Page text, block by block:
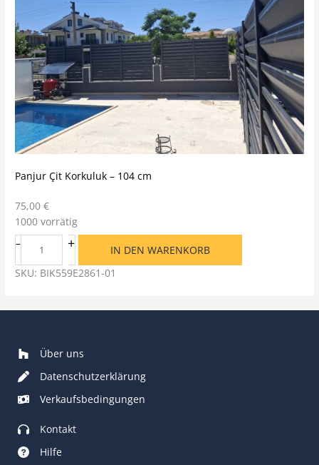
Panjur Çit Korkuluk – 104 cm
75,00€
1000 vorrätig
–
P
n
K
o
k
u
+
IN DEN WARENKORB
SKU: BIK559E2861-01
Über uns
Datenschutzerklärung
Verkaufsbedingungen
Kontakt
Hilfe